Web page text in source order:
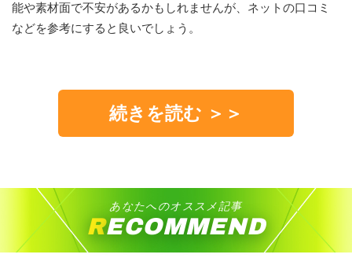
能や素材面で不安があるかもしれませんが、ネットの口コミ
などを参考にすると良いでしょう。
続きを読む ＞＞
あなたへのオススメ記事
RECOMMEND